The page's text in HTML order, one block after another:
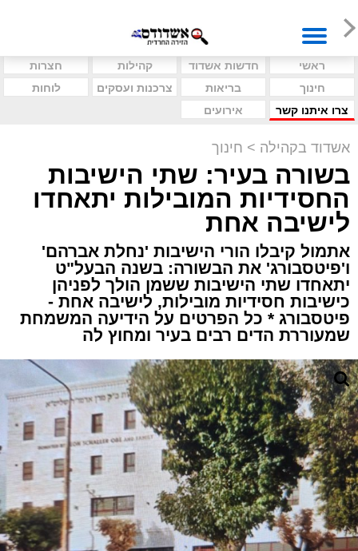
ראשי חדשות אשדוד קהילות
חצרות
חינוך
בריאות צרכנות ועסקים
לוחות
צרו איתנו קשר
אירועים
אשדוד בקהילה > חינוך
בשורה בעיר: שתי הישיבות
החסידיות המובילות יתאחדו
לישיבה אחת
אתמול קיבלו הורי הישיבות 'נחלת אברהם'
ו'פיטסבורג' את הבשורה: בשנה הבעל"ט
יתאחדו שתי הישיבות ששמן הולך לפניהן
כישיבות חסידיות מובילות, לישיבה אחת -
פיטסבורג * כל הפרטים על הידיעה המשמחת
שמעוררת הדים רבים בעיר ומחוץ לה